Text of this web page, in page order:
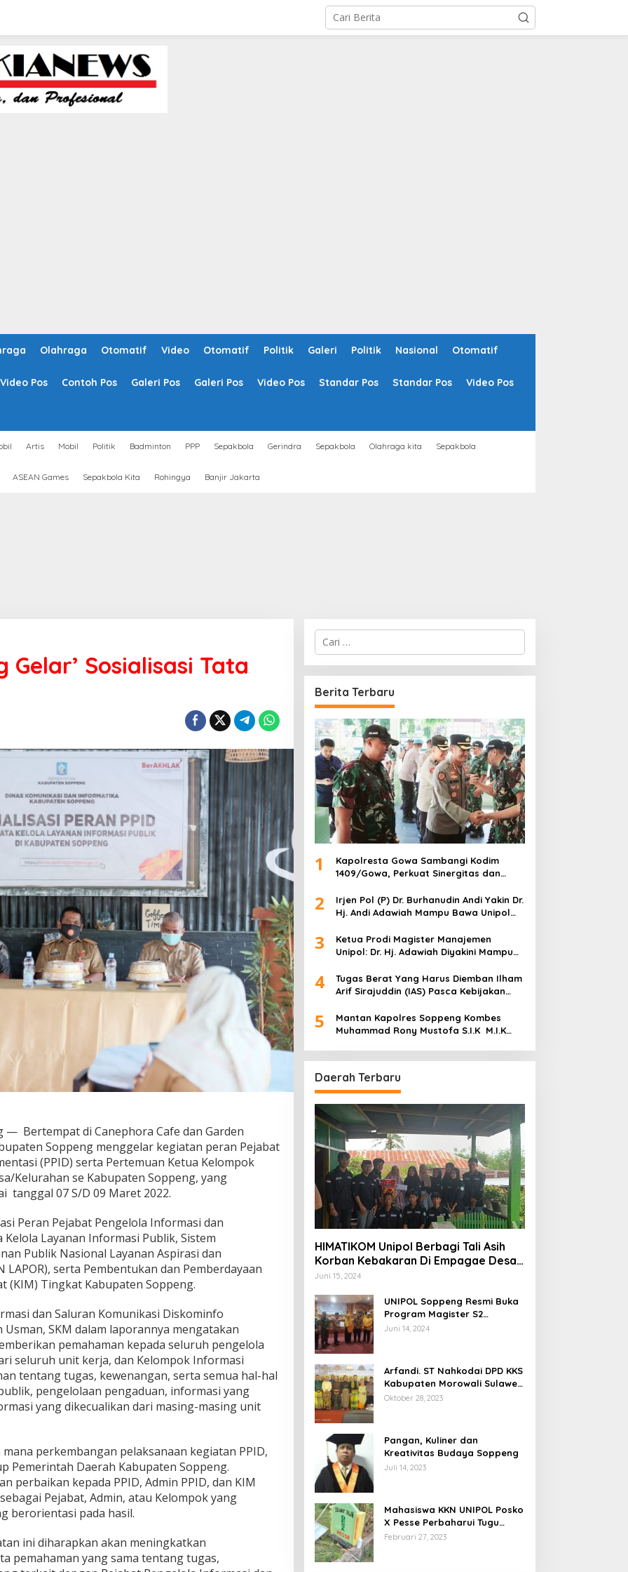
Olahraga Otomatif Video Otomatif Politik Galeri Politik Nasional Otomatif
Video Pos Contoh Pos Galeri Pos Galeri Pos Video Pos Standar Pos Standar Pos Video Pos
Artis Mobil Politik Badminton PPP Sepakbola Gerindra Sepakbola Olahraga kita Sepakbola
ASEAN Games Sepakbola Kita Rohingya Banjir Jakarta
Sosialisasi Tata
— Bertempat di Canephora Cafe dan Garden
Soppeng menggelar kegiatan peran Pejabat
(PPID) serta Pertemuan Ketua Kelompok
Kelurahan se Kabupaten Soppeng, yang
tanggal 07 S/D 09 Maret 2022.
Peran Pejabat Pengelola Informasi dan
Layanan Informasi Publik, Sistem
Publik Nasional Layanan Aspirasi dan
LAPOR), serta Pembentukan dan Pemberdayaan
(KIM) Tingkat Kabupaten Soppeng.
dan Saluran Komunikasi Diskominfo
SKM dalam laporannya mengatakan
pemahaman kepada seluruh pengelola
seluruh unit kerja, dan Kelompok Informasi
tentang tugas, kewenangan, serta semua hal-hal
pengelolaan pengaduan, informasi yang
yang dikecualikan dari masing-masing unit
perkembangan pelaksanaan kegiatan PPID,
Pemerintah Daerah Kabupaten Soppeng.
perbaikan kepada PPID, Admin PPID, dan KIM
Pejabat, Admin, atau Kelompok yang
berorientasi pada hasil.
ini diharapkan akan meningkatkan
pemahaman yang sama tentang tugas,
C
i
u
n
t
u
k
:
Berita Terbaru
1
Kapolresta Gowa Sambangi Kodim
1409/Gowa, Perkuat Sinergitas dan
2
Irjen Pol (P) Dr. Burhanudin Andi Yakin Dr.
Hj. Andi Adawiah Mampu Bawa Unipol
3
Ketua Prodi Magister Manajemen
Unipol: Dr. Hj. Adawiah Diyakini Mampu
4
Tugas Berat Yang Harus Diemban Ilham
Arif Sirajuddin (IAS) Pasca Kebijakan
5
Mantan Kapolres Soppeng Kombes
Muhammad Rony Mustofa S.I.K M.I.K
Daerah Terbaru
HIMATIKOM Unipol Berbagi Tali Asih
Korban Kebakaran Di Empagae Desa
Kessing
Juni 15, 2024
UNIPOL Soppeng Resmi Buka
Program Magister S2
Manajemen
Juni 14, 2024
Arfandi. ST Nahkodai DPD KKS
Kabupaten Morowali Sulawesi
Tengah 2023 – 2028
Oktober 28, 2023
Pangan, Kuliner dan
Kreativitas Budaya Soppeng
Juli 14, 2023
Mahasiswa KKN UNIPOL Posko
X Pesse Perbaharui Tugu
Batas Desa
Februari 27, 2023